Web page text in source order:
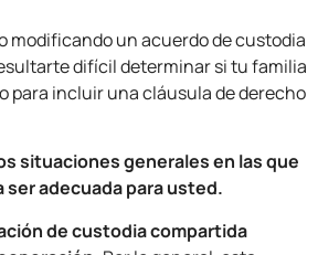
modificando un acuerdo de custodia
difícil determinar si tu familia
para incluir una cláusula de derecho
situaciones generales en las que
adecuada para usted.
de custodia compartida